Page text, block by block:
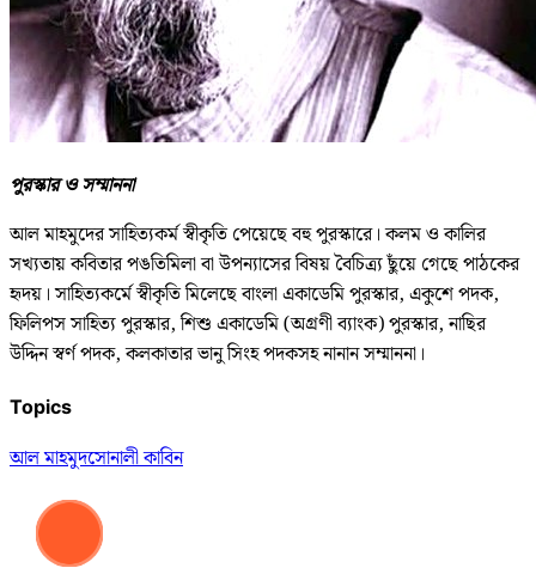
পুরস্কার ও সম্মাননা
আল মাহমুদের সাহিত্যকর্ম স্বীকৃতি পেয়েছে বহু পুরস্কারে। কলম ও কালির
সখ্যতায় কবিতার পঙতিমিলা বা উপন্যাসের বিষয় বৈচিত্র্য ছুঁয়ে গেছে পাঠকের
হৃদয়। সাহিত্যকর্মে স্বীকৃতি মিলেছে বাংলা একাডেমি পুরস্কার, একুশে পদক,
ফিলিপস সাহিত্য পুরস্কার, শিশু একাডেমি (অগ্রণী ব্যাংক) পুরস্কার, নাছির
উদ্দিন স্বর্ণ পদক, কলকাতার ভানু সিংহ পদকসহ নানান সম্মাননা।
Topics
আল মাহমুদসোনালী কাবিন